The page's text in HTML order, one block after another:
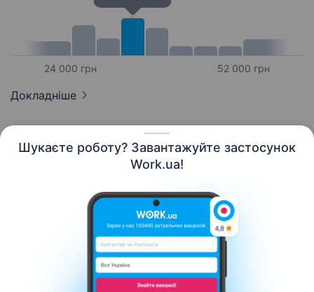
Шукаєте роботу? Завантажуйте застосунок
Work.ua!
24 000 грн 52 000 грн
Докладніше